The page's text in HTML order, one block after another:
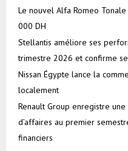
Le nouvel Alfa Romeo
000 DH
Stellantis améliore ses
trimestre 2026 et confirme
Nissan Égypte lance la
localement
Renault Group enregistre
d’affaires au premier
financiers